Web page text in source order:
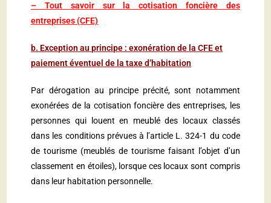
–Tout savoir sur la cotisation foncière des
entreprises (CFE)
b. Exception au principe : exonération de la CFE et
paiement éventuel de la taxe d’habitation
Par dérogation au principe précité, sont notamment
exonérées de la cotisation foncière des entreprises, les
personnes qui louent en meublé des locaux classés
dans les conditions prévues à l’article L. 324-1 du code
de tourisme (meublés de tourisme faisant l’objet d’un
classement en étoiles), lorsque ces locaux sont compris
dans leur habitation personnelle.